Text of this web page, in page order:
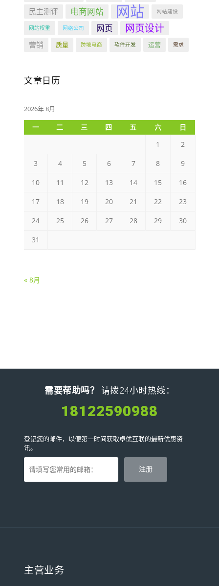
民主测评 电商网站 网站 网站建设
网站权重 网络公司 网页 网页设计
营销 质量 跨境电商 软件开发 运营 需求
文章日历
2026年 8月
一 二 三 四 五 六
日
1
2
3 4 5 6 7 8 9
10 11 12 13 14 15 16
17 18 19 20 21 22 23
24 25 26 27 28 29 30
31
« 8月
需要帮助吗？ 请拨24小时热线：
18122590988
登记您的邮件，以便第一时间获取卓优互联的最新优惠资
讯。
主营业务